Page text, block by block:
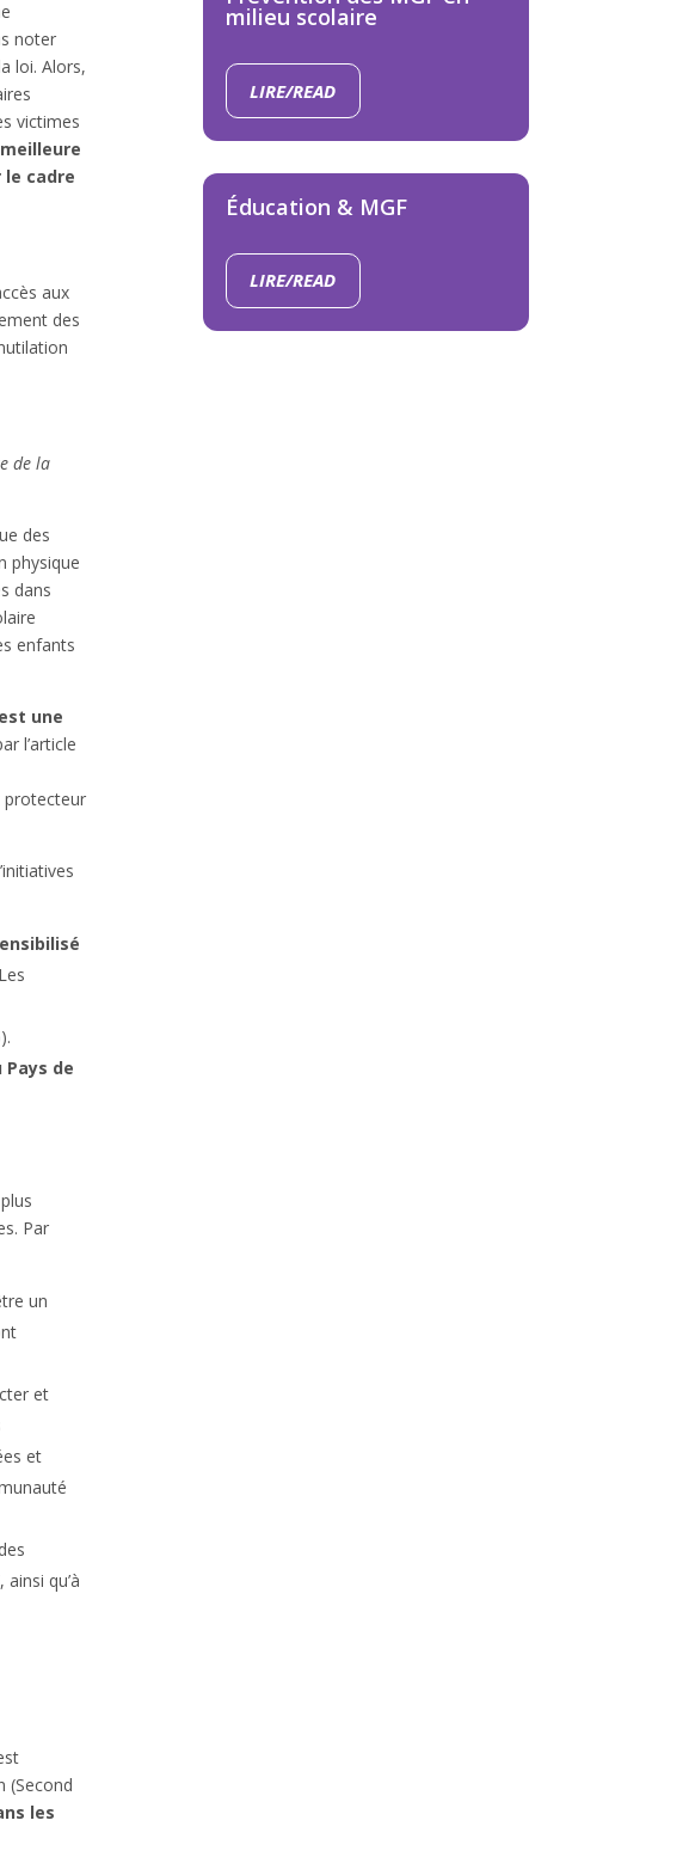
noter
loi. Alors,
victimes
cadre
aux
des
de la
des
physique
dans
enfants
une
l’article
protecteur
de
Par
un
et
et
qu’à
(Second
les
milieu scolaire
LIRE/READ
Éducation & MGF
LIRE/READ